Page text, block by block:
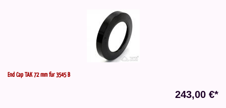
End Cap TAK 72 mm für 3545 B
243,00 €*